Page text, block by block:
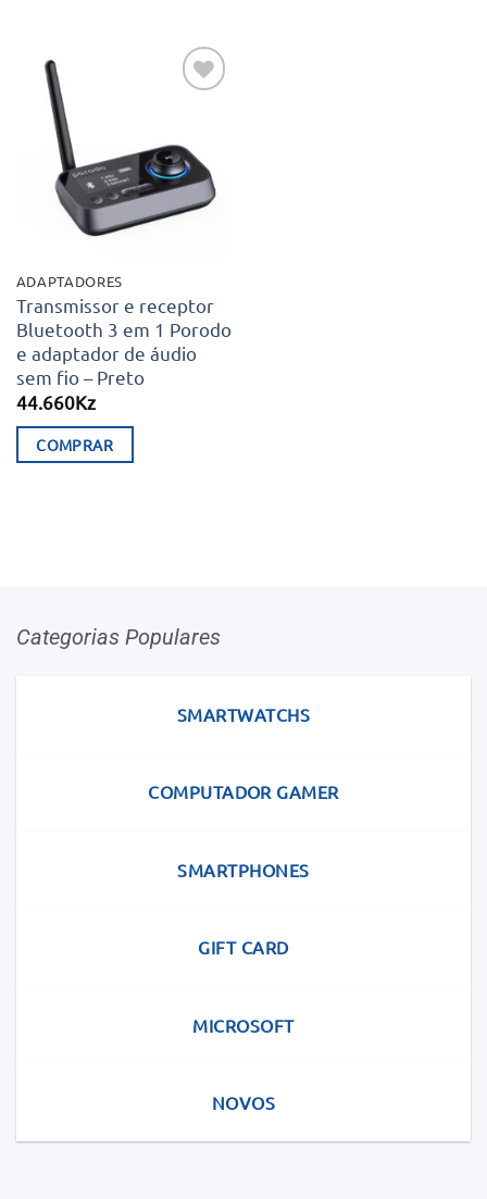
desejos
ADAPTADORES
Transmissor e receptor
Bluetooth 3 em 1 Porodo
e adaptador de áudio
sem fio – Preto
44.660Kz
COMPRAR
Categorias Populares
SMARTWATCHS
COMPUTADOR GAMER
SMARTPHONES
GIFT CARD
MICROSOFT
NOVOS